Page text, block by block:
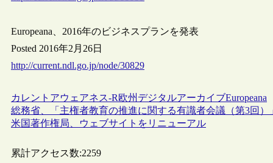
Europeana、2016年のビジネスプランを発表
Posted 2016年2月26日
http://current.ndl.go.jp/node/30829
カレントアウェアネス-R欧州 デジタルアーカイブEuropeana
総務省、「主権者教育の推進に関する有識者会議（第3回）
米国著作権局、ウェブサイトをリニューアル
累計アクセス数:2259